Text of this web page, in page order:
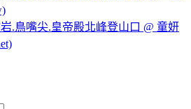
.鳥嘴尖.皇帝殿北峰登山口 @ 童妍